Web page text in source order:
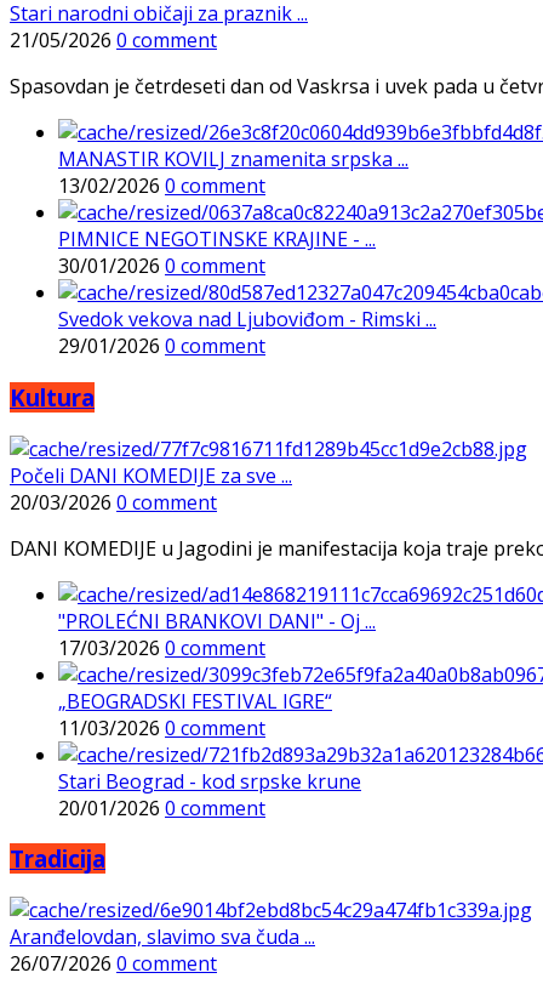
Stari narodni običaji za praznik ...
21/05/2026 0 comment
Spasovdan je četrdeseti dan od Vaskrsa i uvek pada u
MANASTIR KOVILJ znamenita srpska ...
13/02/2026 0 comment
PIMNICE NEGOTINSKE KRAJINE - ...
30/01/2026 0 comment
Svedok vekova nad Ljuboviđom - Rimski ...
29/01/2026 0 comment
Kultura
Počeli DANI KOMEDIJE za sve ...
20/03/2026 0 comment
DANI KOMEDIJE u Jagodini je manifestacija koja traje
"PROLEĆNI BRANKOVI DANI" - Oj ...
17/03/2026 0 comment
„BEOGRADSKI FESTIVAL IGRE“
11/03/2026 0 comment
Stari Beograd - kod srpske krune
20/01/2026 0 comment
Tradicija
Aranđelovdan, slavimo sva čuda ...
26/07/2026 0 comment